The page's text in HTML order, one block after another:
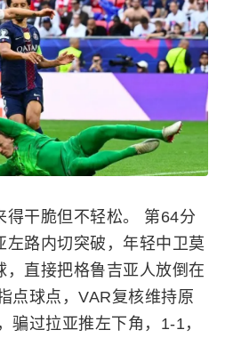
得干脆但不轻松。 第64分
左路内切突破，年轻中卫莫
，直接把格鲁吉亚人放倒在
点球点，VAR复核维持原
骗过拉亚推左下角，1-1，